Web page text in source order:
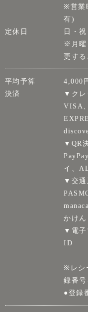
※営業
有)
定休日
日・祝
※月曜
更する
平均予算
4,000
決済
▼クレ
VISA
▼QR
イ、
▼交通
かけん
▼電子
ID
※レシ
録番
●登録